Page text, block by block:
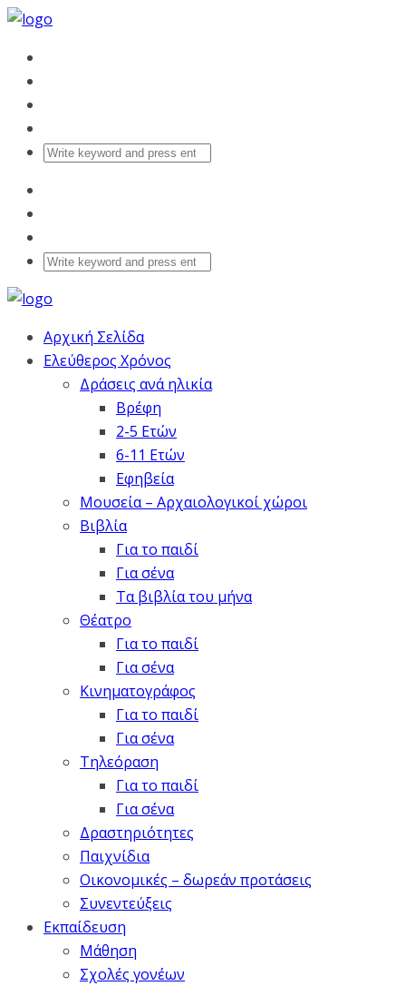
Αρχική Σελίδα
Ελεύθερος Χρόνος
Δράσεις ανά ηλικία
Βρέφη
2-5 Ετών
6-11 Ετών
Εφηβεία
Μουσεία – Αρχαιολογικοί χώροι
Βιβλία
Για το παιδί
Για σένα
Τα βιβλία του μήνα
Θέατρο
Για το παιδί
Για σένα
Κινηματογράφος
Για το παιδί
Για σένα
Τηλεόραση
Για το παιδί
Για σένα
Δραστηριότητες
Παιχνίδια
Οικονομικές – δωρεάν προτάσεις
Συνεντεύξεις
Εκπαίδευση
Μάθηση
Σχολές γονέων